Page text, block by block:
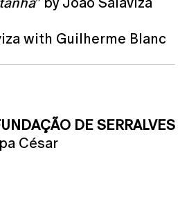
with Guilherme Blanc
DE SERRALVES
César